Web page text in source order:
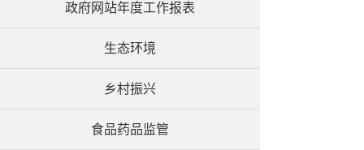
政府网站年度工作报表
生态环境
乡村振兴
食品药品监管